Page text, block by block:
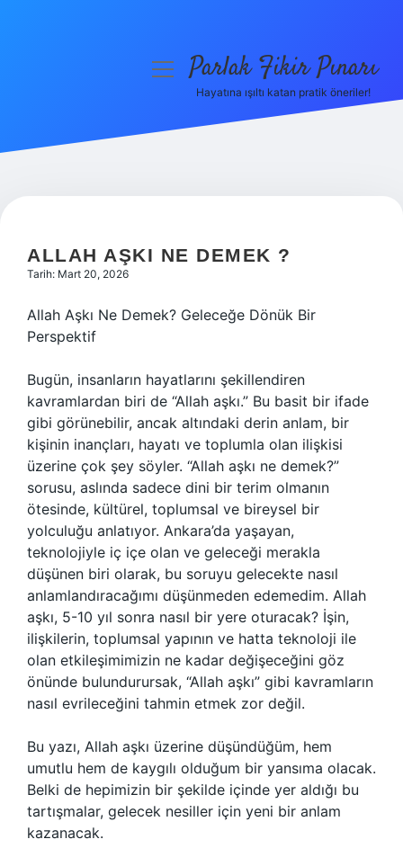
Hakkımızda
menüyüParlak Fikir Pınarı
Hayatına ışıltı katan pratik öneriler!
ALLAH AŞKI NE DEMEK ?
Tarih: Mart 20, 2026
Allah Aşkı Ne Demek? Geleceğe Dönük Bir
Perspektif
Bugün, insanların hayatlarını şekillendiren
kavramlardan biri de “Allah aşkı.” Bu basit bir ifade
gibi görünebilir, ancak altındaki derin anlam, bir
kişinin inançları, hayatı ve toplumla olan ilişkisi
üzerine çok şey söyler. “Allah aşkı ne demek?”
sorusu, aslında sadece dini bir terim olmanın
ötesinde, kültürel, toplumsal ve bireysel bir
yolculuğu anlatıyor. Ankara’da yaşayan,
teknolojiyle iç içe olan ve geleceği merakla
düşünen biri olarak, bu soruyu gelecekte nasıl
anlamlandıracağımı düşünmeden edemedim. Allah
aşkı, 5-10 yıl sonra nasıl bir yere oturacak? İşin,
ilişkilerin, toplumsal yapının ve hatta teknoloji ile
olan etkileşimimizin ne kadar değişeceğini göz
önünde bulundurursak, “Allah aşkı” gibi kavramların
nasıl evrileceğini tahmin etmek zor değil.
Bu yazı, Allah aşkı üzerine düşündüğüm, hem
umutlu hem de kaygılı olduğum bir yansıma olacak.
Belki de hepimizin bir şekilde içinde yer aldığı bu
tartışmalar, gelecek nesiller için yeni bir anlam
kazanacak.